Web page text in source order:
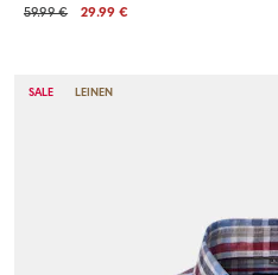
59.99 €
29.99 €
SALE LEINEN